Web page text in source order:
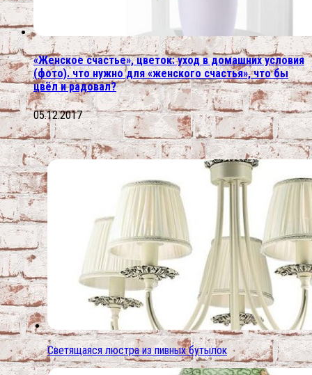
«Женское счастье», цветок: уход в домашних условия
(фото). что нужно для «женского счастья», что бы
цвёл и радовал?
05.12.2017
Светящаяся люстра из пивных бутылок